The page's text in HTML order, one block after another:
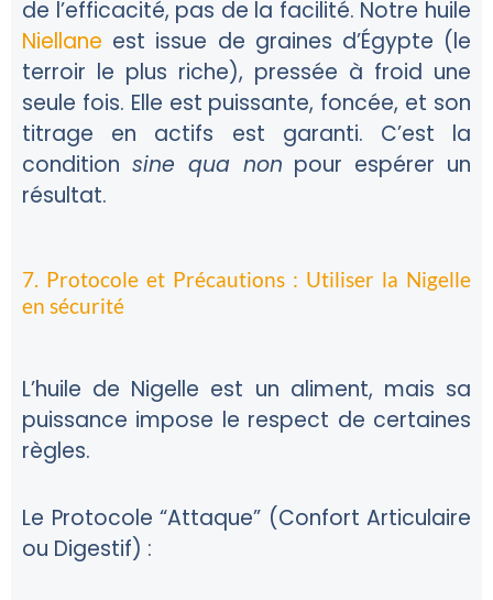
de l’efficacité, pas de la facilité. Notre huile
Niellane est issue de graines d’Égypte (le
terroir le plus riche), pressée à froid une
seule fois. Elle est puissante, foncée, et son
titrage en actifs est garanti. C’est la
condition sine qua non pour espérer un
résultat.
7. Protocole et Précautions : Utiliser la Nigelle
en sécurité
L’huile de Nigelle est un aliment, mais sa
puissance impose le respect de certaines
règles.
Le Protocole “Attaque” (Confort Articulaire
ou Digestif) :